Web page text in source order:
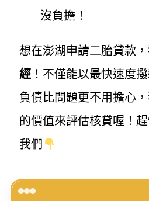
沒負擔！
想在澎湖申請二胎貸款
經 ！不僅能以最快速度
負債比問題更不用擔心
的價值來評估核貸喔！
我們